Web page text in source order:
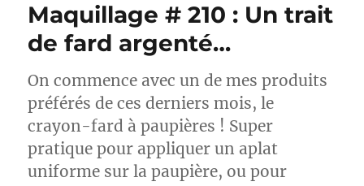
Maquillage # 210 : Un trait
de fard argenté…
On commence avec un de mes produits
préférés de ces derniers mois, le
crayon-fard à paupières ! Super
pratique pour appliquer un aplat
uniforme sur la paupière, ou pour